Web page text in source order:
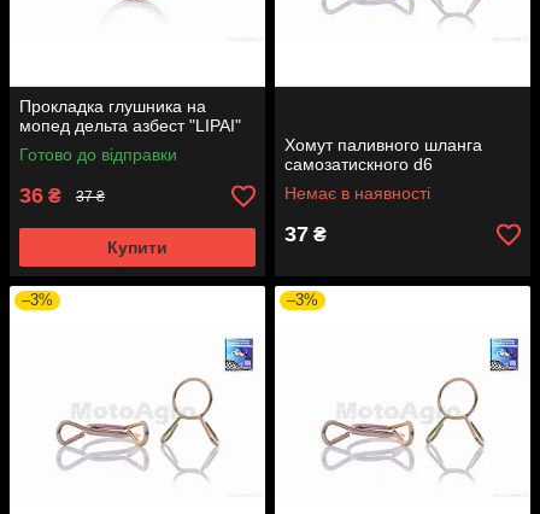
Прокладка глушника на
мопед дельта азбест "LIPAI"
Готово до відправки
36 ₴ 37 ₴
Купити
Хомут паливного шланга
самозатискного d6
Немає в наявності
37 ₴
–3% –3%